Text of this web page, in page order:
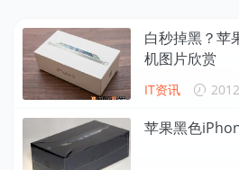
白秒掉黑？苹
机图片欣赏
IT资讯
苹果黑色